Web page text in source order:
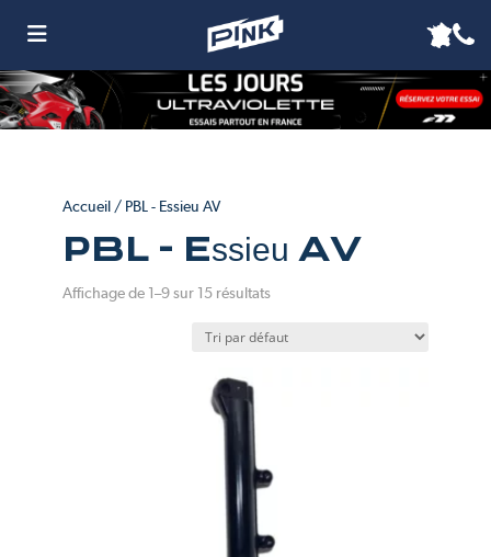
Accueil/ PBL - Essieu AV
PBL - Essieu AV
Affichage de 1–9 sur 15 résultats